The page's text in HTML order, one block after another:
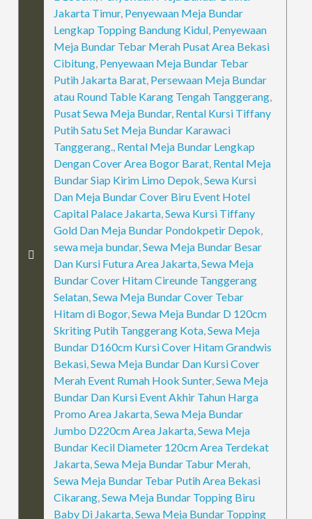
Jakarta Timur, Penyewaan Meja Bundar
Lengkap Topping Bandung Kidul, Penyewaan
Meja Bundar Tebar Merah Pusat Area Bekasi
Cibitung, Penyewaan Meja Bundar Tebar
Putih Jakarta Barat, Persewaan Meja Bundar
atau Round Table Karang Tengah Tanggerang,
Pusat Sewa Meja Bundar, Rental Kursi Tiffany
Putih Satu Set Meja Bundar Karawaci
Tanggerang., Rental Meja Bundar Lengkap
Dengan Cover Area Bogor Barat, Rental Meja
Bundar Siap Kirim Limo Depok,Sewa Kursi
Dan Meja Bundar Cover Biru Event Hotel
Capital Palace Jakarta,Sewa Kursi Tiffany
Gold Dan Meja Bundar Pondokpetir Depok,
sewa meja bundar,Sewa Meja Bundar Besar
Dan Kursi Futura Area Jakarta,Sewa Meja
Bundar Cover Hitam Cireunde Tanggerang
Selatan,Sewa Meja Bundar Cover Tebar
Hitam di Bogor,Sewa Meja Bundar D 120cm
Skriting Putih Tanggerang Kota,Sewa Meja
Bundar D160cm Kursi Cover Hitam Grandwis
Bekasi,Sewa Meja Bundar Dan Kursi Cover
Merah Event Rumah Hook Sunter,Sewa Meja
Bundar Dan Kursi Event Akhir Tahun Harga
Promo Area Jakarta,Sewa Meja Bundar
Jumbo D220cm Area Jakarta,Sewa Meja
Bundar Kecil Diameter 120cm Area Terdekat
Jakarta,Sewa Meja Bundar Tabur Merah,
Sewa Meja Bundar Tebar Putih Area Bekasi
Cikarang,Sewa Meja Bundar Topping Biru
Baby Di Jakarta,Sewa Meja Bundar Topping